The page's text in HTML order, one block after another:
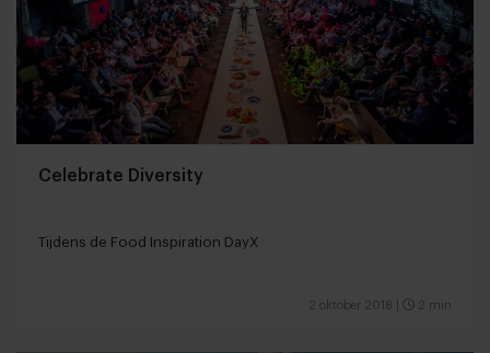
Celebrate Diversity
Tijdens de Food Inspiration DayX
2 oktober 2018 2 min